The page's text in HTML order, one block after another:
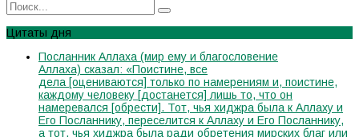
Цитаты дня
Посланник Аллаха (мир ему и благословение
Аллаха) сказал: «Поистине, все
дела [оцениваются] только по намерениям и, поистине,
каждому человеку [достанется] лишь то, что он
намеревался [обрести]. Тот, чья хиджра была к Аллаху и
Его Посланнику, переселится к Аллаху и Его Посланнику,
а тот, чья хиджра была ради обретения мирских благ или